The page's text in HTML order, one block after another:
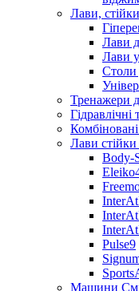
Лави,
Лави
Лави
Столи
Тренажери
Лави стійки
Body-
Eleiko
Pulse9
Машини